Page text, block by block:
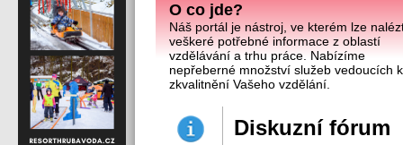
O co jde?
Náš portál je nástroj, ve kterém lze
veškeré potřebné informace z oblastí
vzdělávání a trhu práce. Nabízíme
nepřeberné množství služeb vedoucích
zkvalitnění Vašeho vzdělání.
Diskuzní fórum